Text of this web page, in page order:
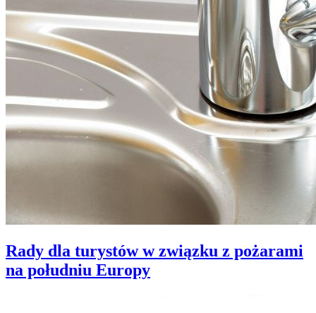
Rady dla turystów w związku z pożarami
na południu Europy